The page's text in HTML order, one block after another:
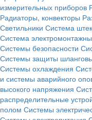
измерительных приборов
Радиаторы, конвекторы
Светильники Система
Система
Системы безопасности
Системы защиты
Системы охлаждения
и системы аварийного
высокого напряжения
распределительные
полом Системы